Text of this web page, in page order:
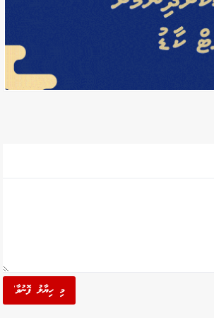
މި ހިޔާލު ފޮނުވާ'